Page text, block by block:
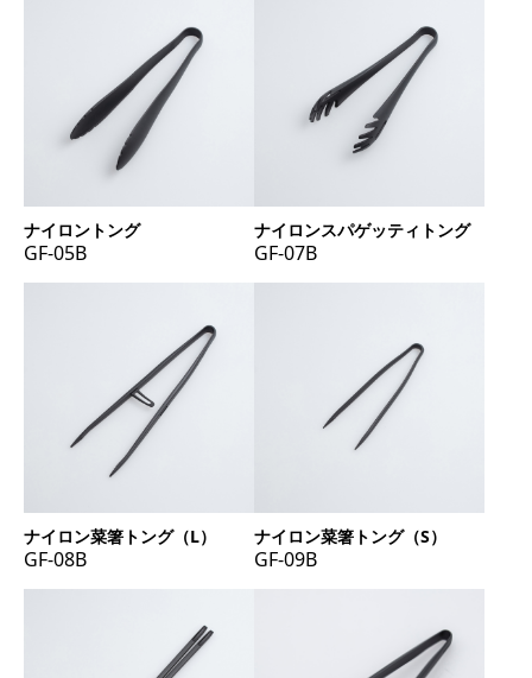
ナイロントング
GF-05B
ナイロンスパゲッティトング
GF-07B
ナイロン菜箸トング（L）
GF-08B
ナイロン菜箸トング（S）
GF-09B